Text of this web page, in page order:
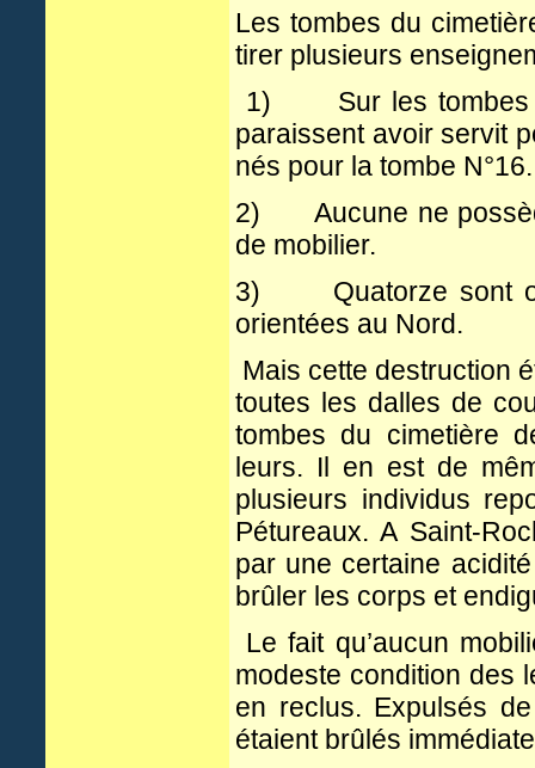
Les tombes du
tirer plusieurs
1) Sur les tombes
paraissent avoir servit
nés pour la tombe N°16.
2) Aucune ne
de mobilier.
3) Quatorze sont
orientées au Nord.
Mais cette destruction
toutes les dalles de
tombes du cimetière
leurs. Il en est de
plusieurs individus
Pétureaux. A Saint-
par une certaine
brûler les corps et
Le fait qu’aucun
modeste condition des
en reclus. Expulsés
étaient brûlés